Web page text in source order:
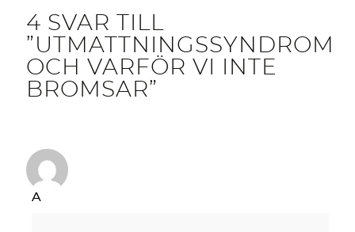
4 SVAR TILL
”UTMATTNINGSSYNDROM
OCH VARFÖR VI INTE
BROMSAR”
A